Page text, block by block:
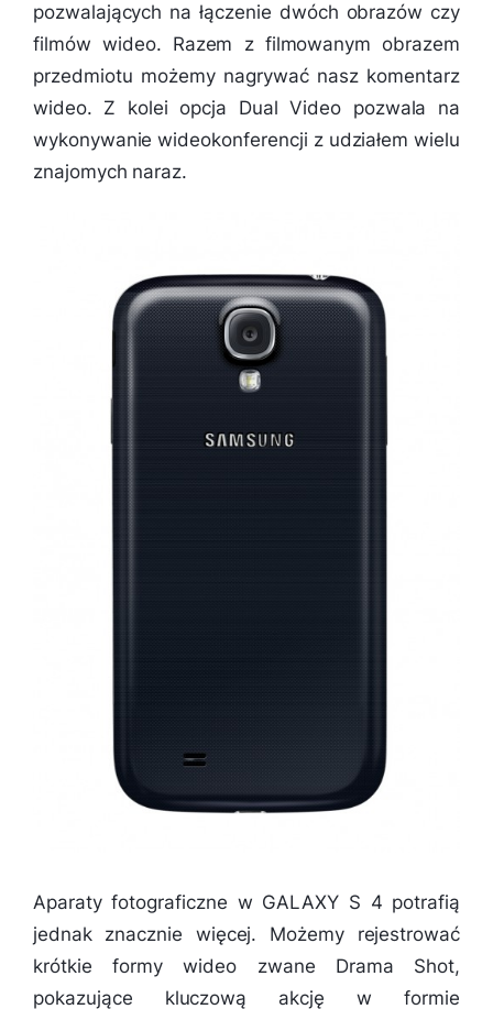
pozwalających na łączenie dwóch obrazów czy
filmów wideo. Razem z filmowanym obrazem
przedmiotu możemy nagrywać nasz komentarz
wideo. Z kolei opcja Dual Video pozwala na
wykonywanie wideokonferencji z udziałem wielu
znajomych naraz.
Aparaty fotograficzne w GALAXY S 4 potrafią
jednak znacznie więcej. Możemy rejestrować
krótkie formy wideo zwane Drama Shot,
pokazujące kluczową akcję w formie